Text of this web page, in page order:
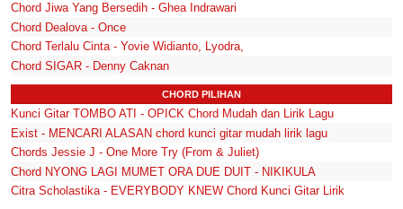
Chord Jiwa Yang Bersedih - Ghea Indrawari
Chord Dealova - Once
Chord Terlalu Cinta - Yovie Widianto, Lyodra,
Chord SIGAR - Denny Caknan
CHORD PILIHAN
Kunci Gitar TOMBO ATI - OPICK Chord Mudah dan Lirik Lagu
Exist - MENCARI ALASAN chord kunci gitar mudah lirik lagu
Chords Jessie J - One More Try (From & Juliet)
Chord NYONG LAGI MUMET ORA DUE DUIT - NIKIKULA
Citra Scholastika - EVERYBODY KNEW Chord Kunci Gitar Lirik